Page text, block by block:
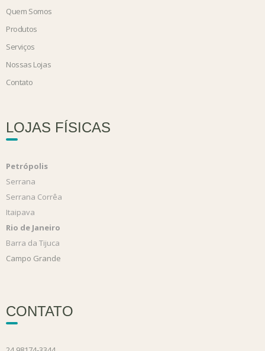
Quem Somos
Produtos
Serviços
Nossas Lojas
Contato
LOJAS FÍSICAS
Petrópolis
Serrana
Serrana Corrêa
Itaipava
Rio de Janeiro
Barra da Tijuca
Campo Grande
CONTATO